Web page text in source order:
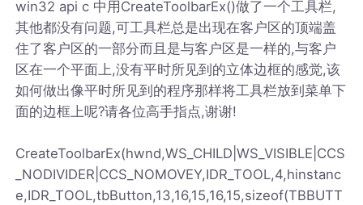
win32 api c 中用CreateToolbarEx()做了一个工具栏,
其他都没有问题,可工具栏总是出现在客户区的顶端盖
住了客户区的一部分而且是与客户区是一样的,与客户
区在一个平面上,没有平时所见到的立体边框的感觉,该
如何做出像平时所见到的程序那样将工具栏放到菜单下
面的边框上呢?请各位高手指点,谢谢!
CreateToolbarEx(hwnd,WS_CHILD|WS_VISIBLE|CCS
_NODIVIDER|CCS_NOMOVEY,IDR_TOOL,4,hinstanc
e,IDR_TOOL,tbButton,13,16,15,16,15,sizeof(TBBUTT